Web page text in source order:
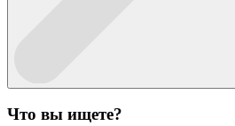
Что вы ищете?